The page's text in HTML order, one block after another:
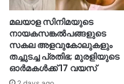
മലയാള സിനിമയുടെ
നായകസങ്കല്‍പങ്ങളുടെ
സകല അളവുകോലുകളും
തച്ചുടച്ച പ്രതിഭ; മുരളിയുടെ
ഓര്‍മകള്‍ക്ക് 17 വയസ്